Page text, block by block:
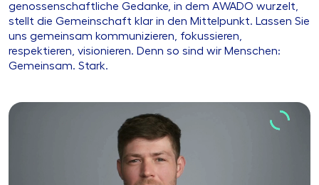
genossenschaftliche Gedanke, in dem AWADO wurzelt,
stellt die Gemeinschaft klar in den Mittelpunkt. Lassen Sie
uns gemeinsam kommunizieren, fokussieren,
respektieren, visionieren. Denn so sind wir Menschen:
Gemeinsam. Stark.